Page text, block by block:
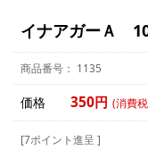
イナアガーＡ
1135
価格 350円 (消費
[7ポイント進呈 ]